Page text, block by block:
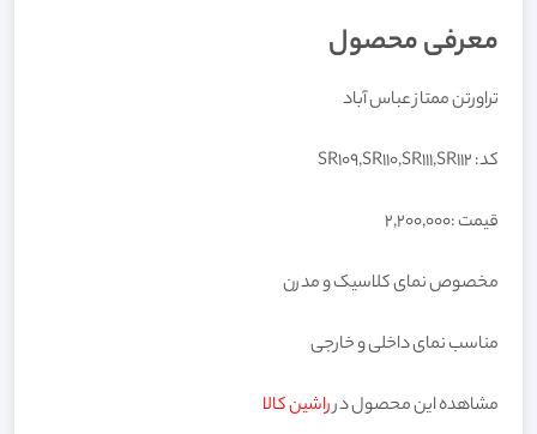
معرفی محصول
تراورتن ممتاز عباس آباد
کد: SR109,SR110,SR111,SR112
قیمت :2,200,000
مخصوص نمای کلاسیک و مدرن
مناسب نمای داخلی و خارجی
مشاهده این محصول درراشین کالا